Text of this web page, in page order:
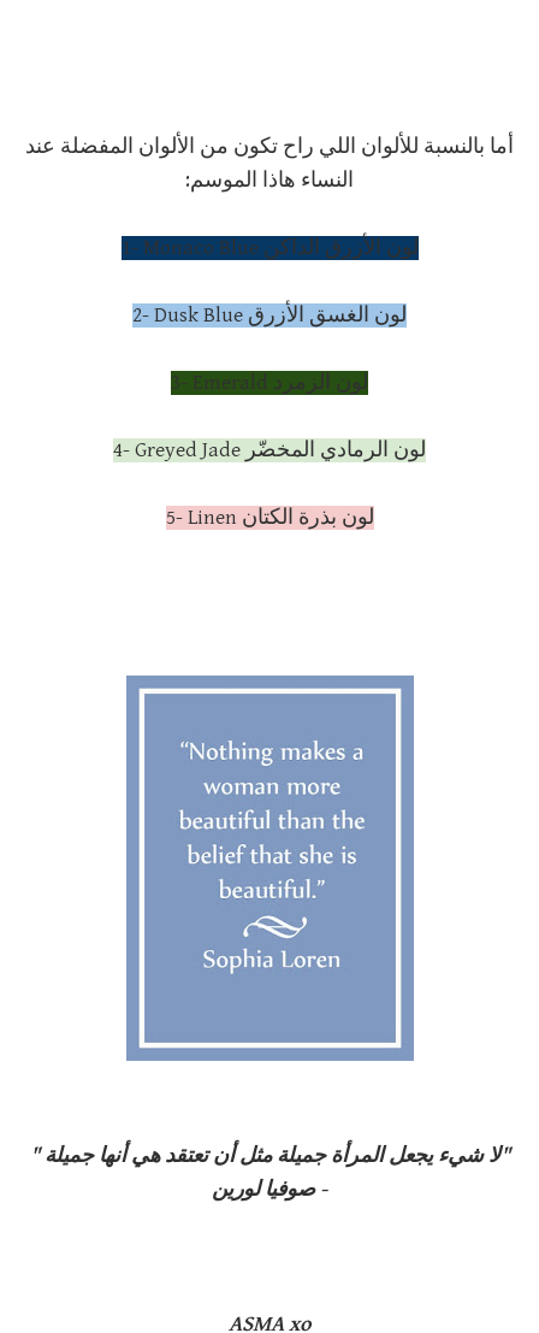
أما بالنسبة للألوان اللي راح تكون من الألوان المفضلة عند
النساء هاذا الموسم:
1- Monaco Blue لون الأزرق الداكن
2- Dusk Blue لون الغسق الأزرق
3- Emerald لون الزمرد
4- Greyed Jade لون الرمادي المخضّر
5- Linen لون بذرة الكتان
"
لا شيء يجعل المرأة جميلة مثل أن تعتقد هي أنها جميلة"
- صوفيا لورين
ASMA xo